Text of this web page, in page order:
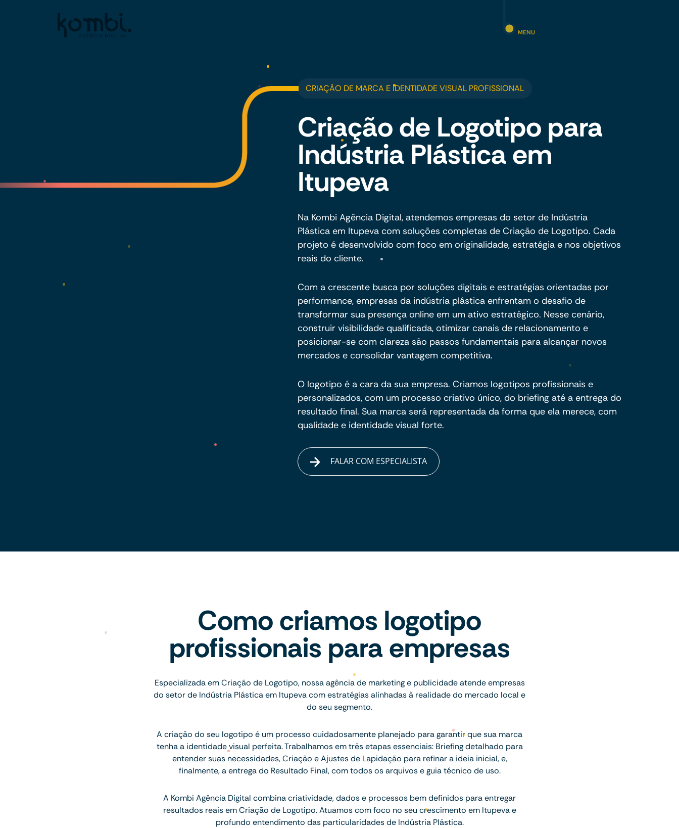
MENU
CRIAÇÃO DE MARCA E IDENTIDADE VISUAL PROFISSIONAL
Criação de Logotipo para
Indústria Plástica em
Itupeva
Na Kombi Agência Digital, atendemos empresas do setor de Indústria
Plástica em Itupeva com soluções completas de Criação de Logotipo. Cada
projeto é desenvolvido com foco em originalidade, estratégia e nos objetivos
reais do cliente.
Com a crescente busca por soluções digitais e estratégias orientadas por
performance, empresas da indústria plástica enfrentam o desafio de
transformar sua presença online em um ativo estratégico. Nesse cenário,
construir visibilidade qualificada, otimizar canais de relacionamento e
posicionar-se com clareza são passos fundamentais para alcançar novos
mercados e consolidar vantagem competitiva.
O logotipo é a cara da sua empresa. Criamos logotipos profissionais e
personalizados, com um processo criativo único, do briefing até a entrega do
resultado final. Sua marca será representada da forma que ela merece, com
qualidade e identidade visual forte.
FALAR COM ESPECIALISTA
Como criamos logotipo
profissionais para empresas
Especializada em Criação de Logotipo, nossa agência de marketing e publicidade atende empresas
do setor de Indústria Plástica em Itupeva com estratégias alinhadas à realidade do mercado local e
do seu segmento.
A criação do seu logotipo é um processo cuidadosamente planejado para garantir que sua marca
tenha a identidade visual perfeita. Trabalhamos em três etapas essenciais: Briefing detalhado para
entender suas necessidades, Criação e Ajustes de Lapidação para refinar a ideia inicial, e,
finalmente, a entrega do Resultado Final, com todos os arquivos e guia técnico de uso.
A Kombi Agência Digital combina criatividade, dados e processos bem definidos para entregar
resultados reais em Criação de Logotipo. Atuamos com foco no seu crescimento em Itupeva e
profundo entendimento das particularidades de Indústria Plástica.